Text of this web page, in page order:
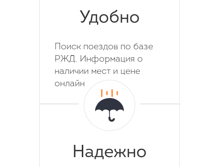
Удобно
Поиск поездов по базе
РЖД. Информация о
наличии мест и цене
онлайн
Надежно